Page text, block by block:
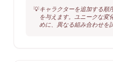
💡キャラクターを追加する順
を与えます。ユニークな変
めに、異なる組み合わせを